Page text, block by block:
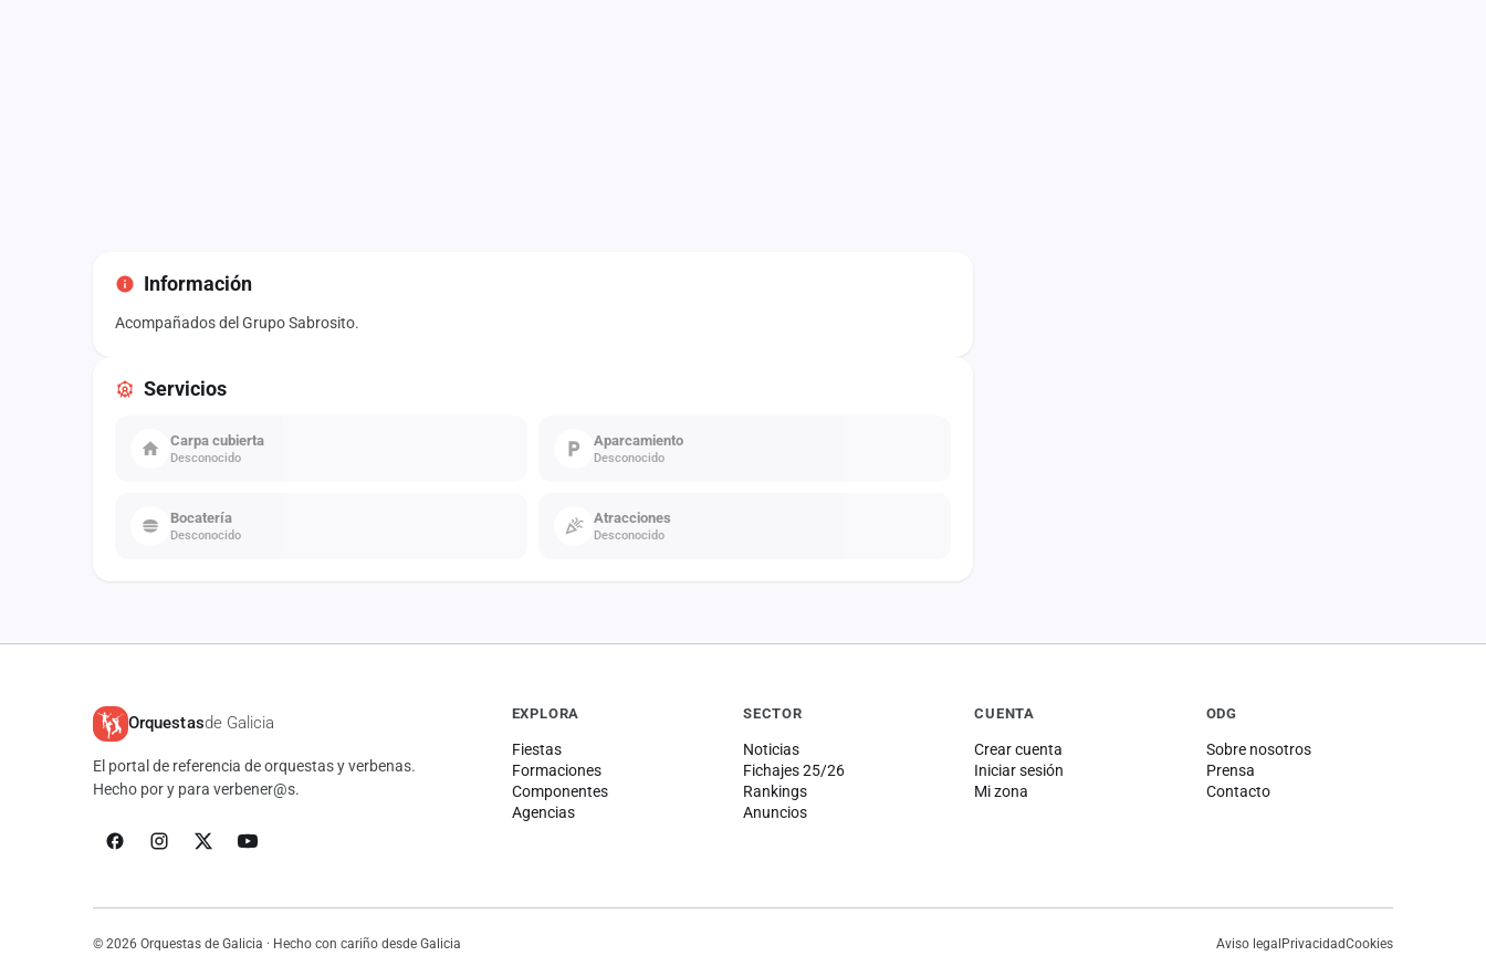
Información
Acompañados del Grupo Sabrosito.
Servicios
Carpa cubierta
Desconocido
Aparcamiento
Desconocido
Bocatería
Desconocido
Atracciones
Desconocido
Orquestasde Galicia
El portal de referencia de orquestas y verbenas.
Hecho por y para verbener@s.
EXPLORA
Fiestas
Formaciones
Componentes
Agencias
SECTOR
Noticias
Fichajes 25/26
Rankings
Anuncios
CUENTA
Crear cuenta
Iniciar sesión
Mi zona
ODG
Sobre nosotros
Prensa
Contacto
© 2026 Orquestas de Galicia · Hecho con cariño desde Galicia Aviso legalPrivacidadCookies